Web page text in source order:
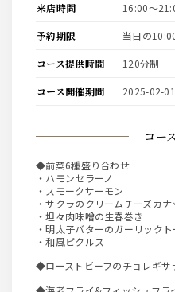
コ
◆前菜6種盛り合わせ
・ハモンセラーノ
・スモークサーモン
・サクラのクリームチーズカナ
・坦々肉味噌の生春巻き
・明太子バターのガーリックト
・和風ピクルス
◆ローストビーフのチョレギサ
来店時間 16:00〜
予約期限 当日の
コース提供時間 120分制
コース開催期間 2025-02-